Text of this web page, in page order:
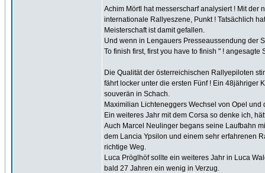
Achim Mörtl hat messerscharf analysiert ! Mit
internationale Rallyeszene, Punkt ! Tatsächlich
Meisterschaft ist damit gefallen.
Und wenn in Lengauers Presseaussendung der
To finish first, first you have to finish " ! angesagte
Die Qualität der österreichischen Rallyepiloten
fährt locker unter die ersten Fünf ! Ein 48jähriger
souverän in Schach.
Maximilian Lichteneggers Wechsel von Opel
Ein weiteres Jahr mit dem Corsa so denke ich,
Auch Marcel Neulinger begans seine Laufbahn
dem Lancia Ypsilon und einem sehr erfahrenen
richtige Weg.
Luca Pröglhöf sollte ein weiteres Jahr in Luca
bald 27 Jahren ein wenig in Verzug.